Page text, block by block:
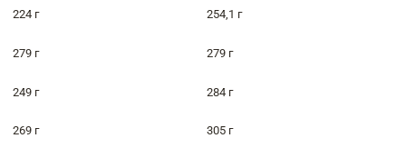
224 г 254,1 г
279 г 279 г
249 г 284 г
269 г 305 г